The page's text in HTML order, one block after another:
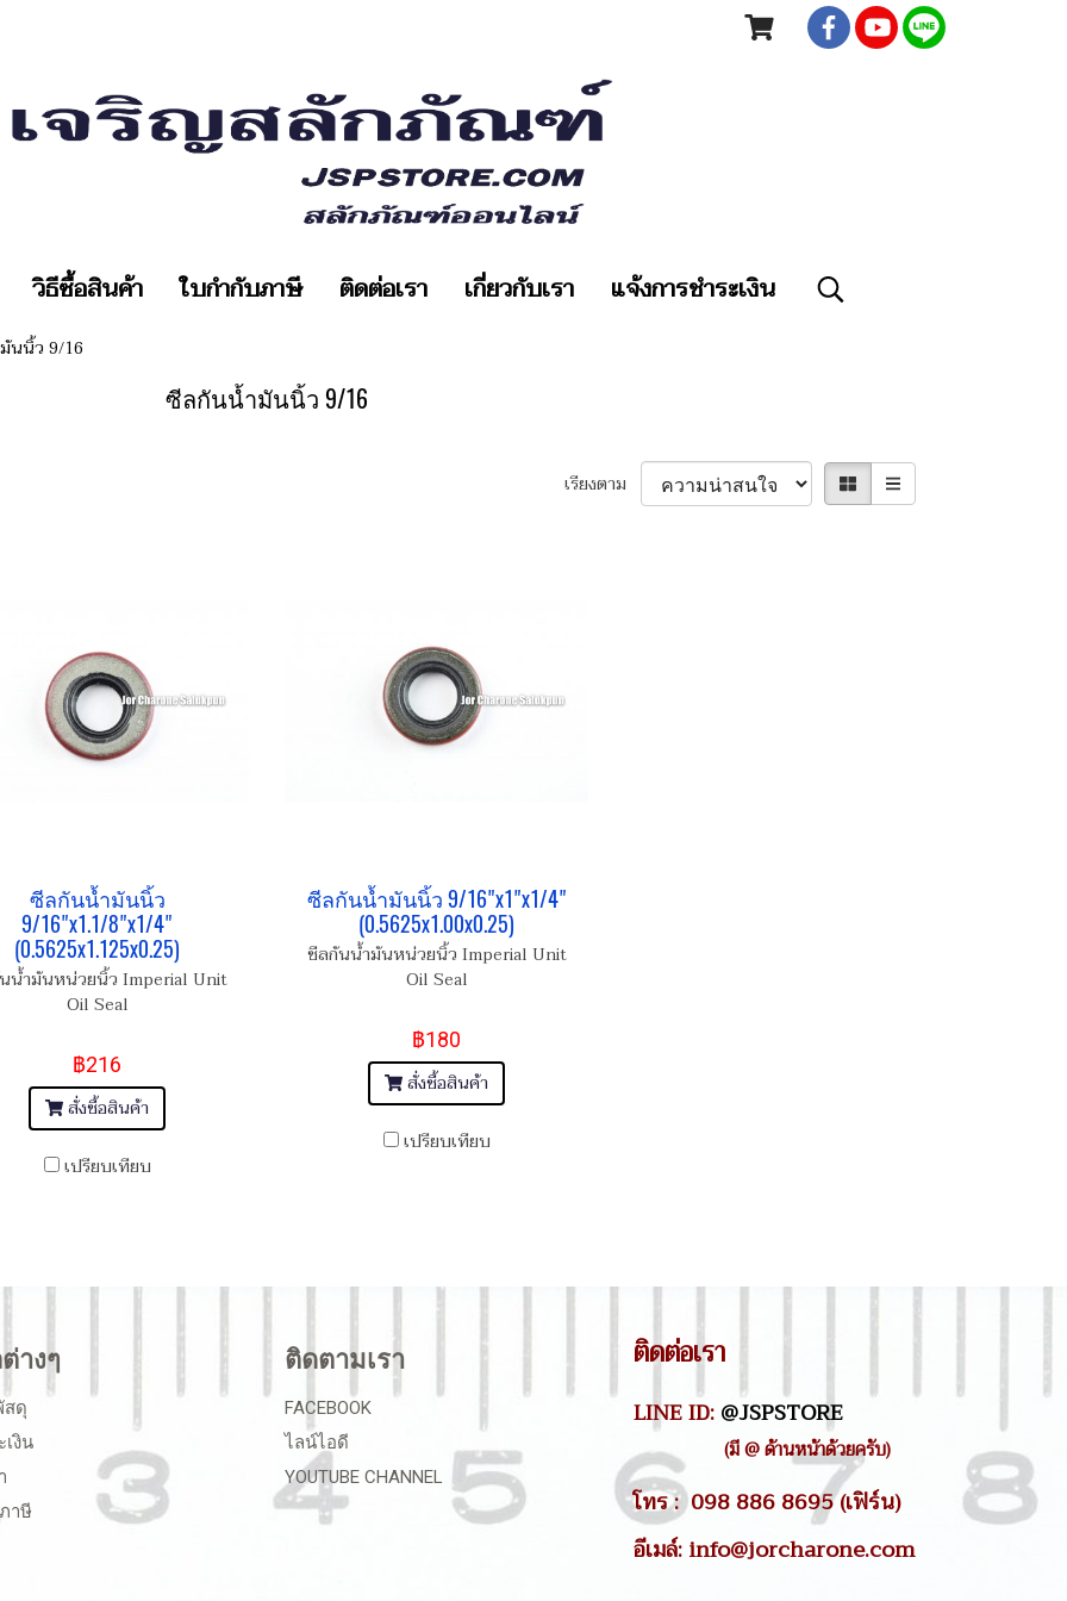
วิธีซื้อสินค้า ใบกำกับภาษี ติดต่อเรา เกี่ยวกับเรา แจ้งการชำระเงิน
นนิ้ว 9/16
ซีลกันน้ำมันนิ้ว 9/16
เรียงตาม
ซีลกันน้ำมันนิ้ว
9/16"x1.1/8"x1/4"
(0.5625x1.125x0.25)
น้ำมันหน่วยนิ้ว Imperial Unit
Oil Seal
฿216
สั่งซื้อสินค้า
เปรียบเทียบ
ซีลกันน้ำมันนิ้ว 9/16"x1"x1/4"
(0.5625x1.00x0.25)
ซีลกันน้ำมันหน่วยนิ้ว Imperial Unit
Oil Seal
฿180
สั่งซื้อสินค้า
เปรียบเทียบ
างๆ
สดุ
เงิน
าษี
ติดตามเรา
FACEBOOK
ไลน์ไอดี
YOUTUBE CHANNEL
ติดต่อเรา
LINE ID:@JSPSTORE
(มี @ ด้านหน้าด้วยครับ)
โทร : 098 886 8695 (เฟิร์น)
อีเมล์: info@jorcharone.com